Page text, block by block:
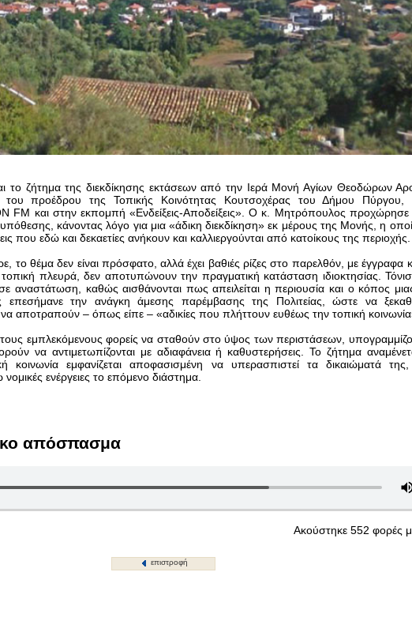
το ζήτημα της διεκδίκησης εκτάσεων από την Ιερά Μονή Αγίων Θεοδώρων
προέδρου της Τοπικής Κοινότητας Κουτσοχέρας του Δήμου Πύργου,
FM και στην εκπομπή «Ενδείξεις-Αποδείξεις». Ο κ. Μητρόπουλος προχώρησε
κάνοντας λόγο για μια «άδικη διεκδίκηση» εκ μέρους της Μονής, η
που εδώ και δεκαετίες ανήκουν και καλλιεργούνται από κατοίκους της περιοχής.
θέμα δεν είναι πρόσφατο, αλλά έχει βαθιές ρίζες στο παρελθόν, με έγγραφα
πλευρά, δεν αποτυπώνουν την πραγματική κατάσταση ιδιοκτησίας.
σε αναστάτωση, καθώς αισθάνονται πως απειλείται η περιουσία και ο κόπος
επεσήμανε την ανάγκη άμεσης παρέμβασης της Πολιτείας, ώστε να
να αποτραπούν – όπως είπε – «αδικίες που πλήττουν ευθέως την τοπική
εμπλεκόμενους φορείς να σταθούν στο ύψος των περιστάσεων,
να αντιμετωπίζονται με αδιαφάνεια ή καθυστερήσεις. Το ζήτημα
κοινωνία εμφανίζεται αποφασισμένη να υπερασπιστεί τα δικαιώματά
νομικές ενέργειες το επόμενο διάστημα.
απόσπασμα
Ακούστηκε 552 φορές
επιστροφή